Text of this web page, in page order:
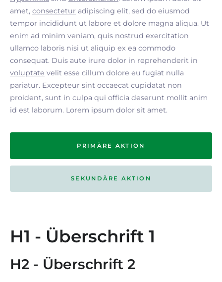
amet, consectetur adipiscing elit, sed do eiusmod
tempor incididunt ut labore et dolore magna aliqua. Ut
enim ad minim veniam, quis nostrud exercitation
ullamco laboris nisi ut aliquip ex ea commodo
consequat. Duis aute irure dolor in reprehenderit in
voluptate velit esse cillum dolore eu fugiat nulla
pariatur. Excepteur sint occaecat cupidatat non
proident, sunt in culpa qui officia deserunt mollit anim
id est laborum. Lorem ipsum dolor sit amet.
PRIMÄRE AKTION
SEKUNDÄRE AKTION
H1 - Überschrift 1
H2 - Überschrift 2